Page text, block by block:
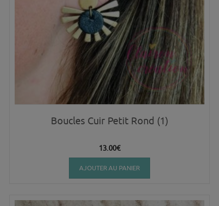
Boucles Cuir Petit Rond (1)
13.00€
AJOUTER AU PANIER